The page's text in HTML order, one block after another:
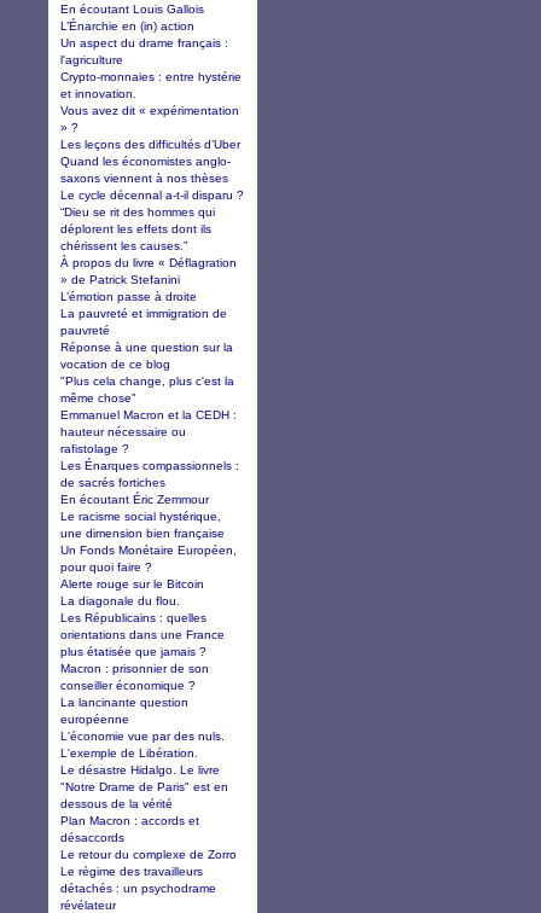
En écoutant Louis Gallois
L’Énarchie en (in) action
Un aspect du drame français :
l'agriculture
Crypto-monnaies : entre hystérie
et innovation.
Vous avez dit « expérimentation
» ?
Les leçons des difficultés d’Uber
Quand les économistes anglo-
saxons viennent à nos thèses
Le cycle décennal a-t-il disparu ?
“Dieu se rit des hommes qui
déplorent les effets dont ils
chérissent les causes.”
À propos du livre « Déflagration
» de Patrick Stefanini
L’émotion passe à droite
La pauvreté et immigration de
pauvreté
Réponse à une question sur la
vocation de ce blog
"Plus cela change, plus c'est la
même chose"
Emmanuel Macron et la CEDH :
hauteur nécessaire ou
rafistolage ?
Les Énarques compassionnels :
de sacrés fortiches
En écoutant Éric Zemmour
Le racisme social hystérique,
une dimension bien française
Un Fonds Monétaire Européen,
pour quoi faire ?
Alerte rouge sur le Bitcoin
La diagonale du flou.
Les Républicains : quelles
orientations dans une France
plus étatisée que jamais ?
Macron : prisonnier de son
conseiller économique ?
La lancinante question
européenne
L'économie vue par des nuls.
L'exemple de Libération.
Le désastre Hidalgo. Le livre
"Notre Drame de Paris" est en
dessous de la vérité
Plan Macron : accords et
désaccords
Le retour du complexe de Zorro
Le régime des travailleurs
détachés : un psychodrame
révélateur